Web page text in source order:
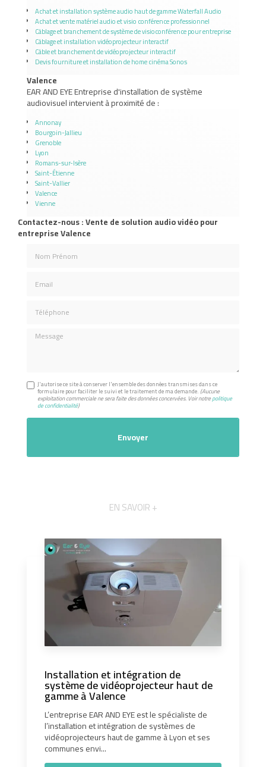
Achat et installation système audio haut de gamme Waterfall Audio
Achat et vente matériel audio et visio conférence professionnel
Câblage et branchement de système de visioconférence pour entreprise
Câblage et installation vidéoprojecteur interactif
Câble et branchement de vidéoprojecteur interactif
Devis fourniture et installation de home cinéma Sonos
Valence
EAR AND EYE Entreprise d'installation de système
audiovisuel intervient à proximité de :
Annonay
Bourgoin-Jallieu
Grenoble
Lyon
Romans-sur-Isère
Saint-Étienne
Saint-Vallier
Valence
Vienne
Contactez-nous : Vente de solution audio vidéo pour
entreprise Valence
Message
J'autorise ce site à conserver l'ensemble des données transmises dans ce
formulaire pour faciliter le suivi et le traitement de ma demande. (Aucune
exploitation commerciale ne sera faite des données concervées. Voir notrepolitique
de confidentialité)
EN SAVOIR +
Installation et intégration de
système de vidéoprojecteur haut de
gamme à Valence
L’entreprise EAR AND EYE est le spécialiste de
l’installation et intégration de systèmes de
vidéoprojecteurs haut de gamme à Lyon et ses
communes envi...